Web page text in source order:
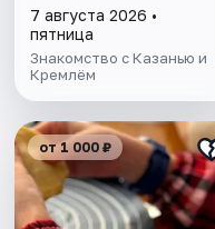
7 августа 2026 •
пятница
Знакомство с Казанью и
Кремлём
от 1 000 ₽